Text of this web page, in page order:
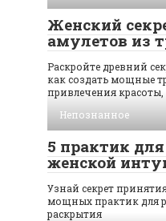
Женский
амулетов из
Раскройте древний
как создать мощные
привлечения красоты,
Непознанное
5 практик
женской
Узнай секрет
мощных практик для
раскрытия